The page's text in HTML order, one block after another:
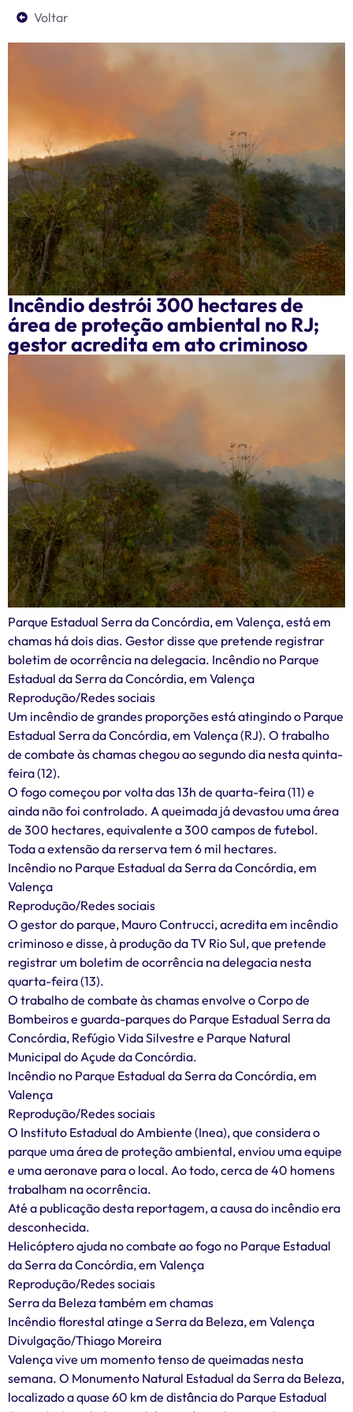
Voltar
Incêndio destrói 300 hectares de
área de proteção ambiental no RJ;
gestor acredita em ato criminoso
Parque Estadual Serra da Concórdia, em Valença, está em
chamas há dois dias. Gestor disse que pretende registrar
boletim de ocorrência na delegacia. Incêndio no Parque
Estadual da Serra da Concórdia, em Valença
Reprodução/Redes sociais
Um incêndio de grandes proporções está atingindo o Parque
Estadual Serra da Concórdia, em Valença (RJ). O trabalho
de combate às chamas chegou ao segundo dia nesta quinta-
feira (12).
O fogo começou por volta das 13h de quarta-feira (11) e
ainda não foi controlado. A queimada já devastou uma área
de 300 hectares, equivalente a 300 campos de futebol.
Toda a extensão da rerserva tem 6 mil hectares.
Incêndio no Parque Estadual da Serra da Concórdia, em
Valença
Reprodução/Redes sociais
O gestor do parque, Mauro Contrucci, acredita em incêndio
criminoso e disse, à produção da TV Rio Sul, que pretende
registrar um boletim de ocorrência na delegacia nesta
quarta-feira (13).
O trabalho de combate às chamas envolve o Corpo de
Bombeiros e guarda-parques do Parque Estadual Serra da
Concórdia, Refúgio Vida Silvestre e Parque Natural
Municipal do Açude da Concórdia.
Incêndio no Parque Estadual da Serra da Concórdia, em
Valença
Reprodução/Redes sociais
O Instituto Estadual do Ambiente (Inea), que considera o
parque uma área de proteção ambiental, enviou uma equipe
e uma aeronave para o local. Ao todo, cerca de 40 homens
trabalham na ocorrência.
Até a publicação desta reportagem, a causa do incêndio era
desconhecida.
Helicóptero ajuda no combate ao fogo no Parque Estadual
da Serra da Concórdia, em Valença
Reprodução/Redes sociais
Serra da Beleza também em chamas
Incêndio florestal atinge a Serra da Beleza, em Valença
Divulgação/Thiago Moreira
Valença vive um momento tenso de queimadas nesta
semana. O Monumento Natural Estadual da Serra da Beleza,
localizado a quase 60 km de distância do Parque Estadual